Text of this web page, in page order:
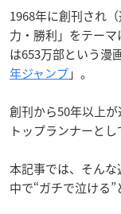
1968年に創刊され
力・勝利」をテー
は653万部という漫
年ジャンプ」。
創刊から50年以上
トップランナーとし
本記事では、そん
中で“ガチで泣ける”